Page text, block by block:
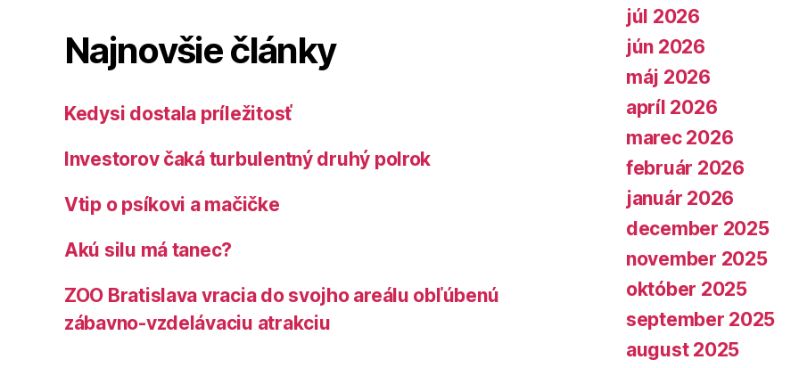
Najnovšie články
Kedysi dostala príležitosť
Investorov čaká turbulentný druhý polrok
Vtip o psíkovi a mačičke
Akú silu má tanec?
ZOO Bratislava vracia do svojho areálu obľúbenú
zábavno-vzdelávaciu atrakciu
júl 2026
jún 2026
máj 2026
apríl 2026
marec 2026
február 2026
január 2026
december 2025
november 2025
október 2025
september 2025
august 2025